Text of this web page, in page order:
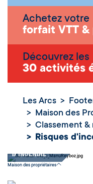
Achetez votre
forfait VTT
Découvrez les
30 activités
Les Arcs
Maison des
Classement
Risques
d'incendie
Maison des propriétaires